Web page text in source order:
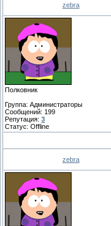
zebra
Полковник
Группа: Администраторы
Сообщений: 199
Репутация: 3
Статус: Offline
zebra